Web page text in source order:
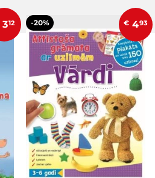
312 -20% € 493